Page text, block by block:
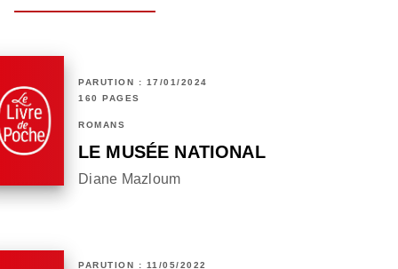
PARUTION : 17/01/2024
160 PAGES
ROMANS
LE MUSÉE NATIONAL
Diane Mazloum
PARUTION : 11/05/2022